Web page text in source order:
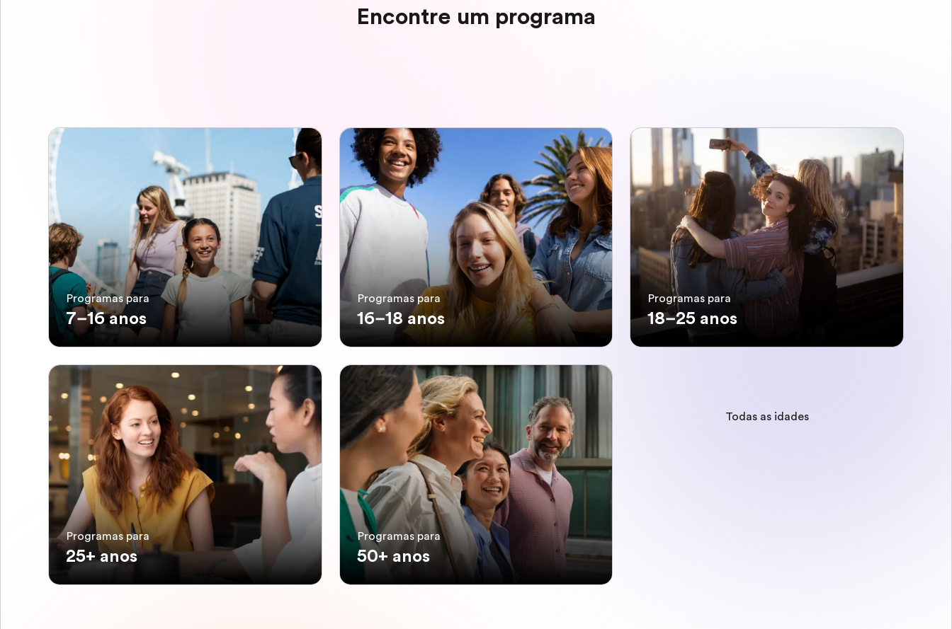
Encontre um programa
Programas para
7–16 anos
Programas para
16–18 anos
Programas para
18–25 anos
Programas para
25+ anos
Programas para
50+ anos
Todas as idades